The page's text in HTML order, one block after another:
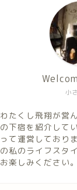
小
わたくし飛翔が営
の下宿を紹介して
って運営しており
の私のライフスタ
お楽しみください。